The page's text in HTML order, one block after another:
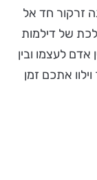
זרקור חד אל
של דילמות
אדם לעצמו ובין
אתכם זמן